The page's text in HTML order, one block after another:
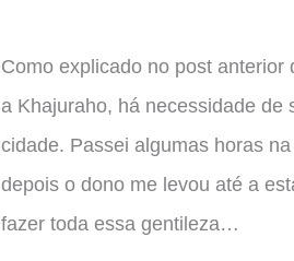
Como explicado no post anterior
a Khajuraho, há necessidade
cidade. Passei algumas horas
depois o dono me levou até a
fazer toda essa gentileza…